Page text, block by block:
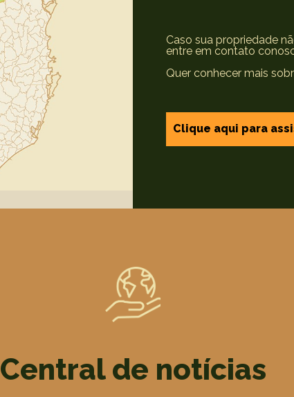
Caso sua propriedade
entre em contato
Quer conhecer mais
Clique aqui para
Central de notícias